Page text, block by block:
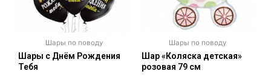
Шары по поводу
Шары с Днём Рождения
Тебя
Шары по поводу
Шар «Коляска детская»
розовая 79 см